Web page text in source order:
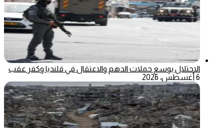
الاحتلال يوسع حملات الدهم والاعتقال في قلنديا وكفر عقب
6 أغسطس، 2026